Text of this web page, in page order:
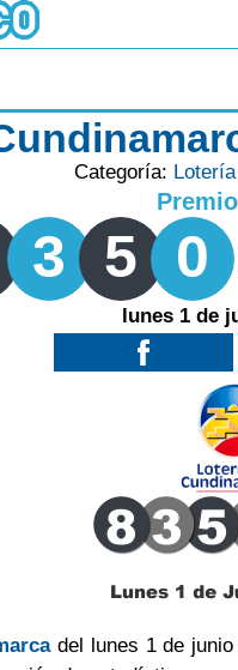
Categoría:
3 5 0
lunes 1 de
del lunes 1 de junio